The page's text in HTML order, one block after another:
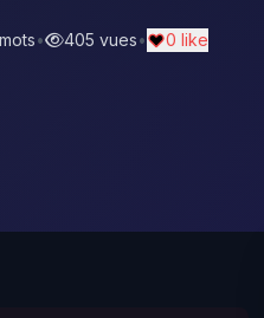
• 405 vues• 0 like